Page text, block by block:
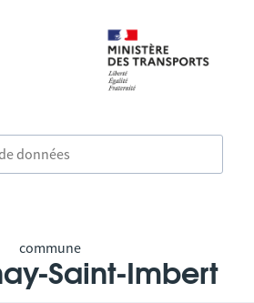
commune
Saint-Imbert